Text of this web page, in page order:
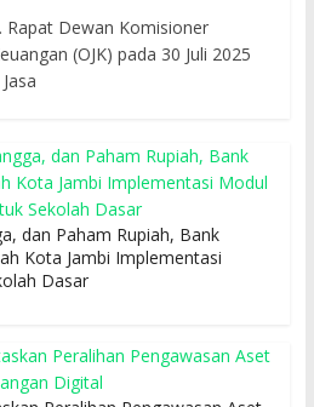
Rapat Dewan Komisioner
(OJK) pada 30 Juli 2025
dan Paham Rupiah, Bank
Kota Jambi Implementasi
Dasar